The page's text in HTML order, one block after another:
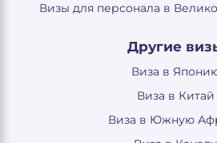
Визы для персонала в
Другие
Виза в
Виза в Китай
Виза в Южную